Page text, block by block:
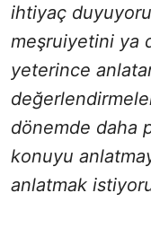
ihtiyaç
meşruiyetini ya
yeterince
dönemde daha
konuyu
anlatmak